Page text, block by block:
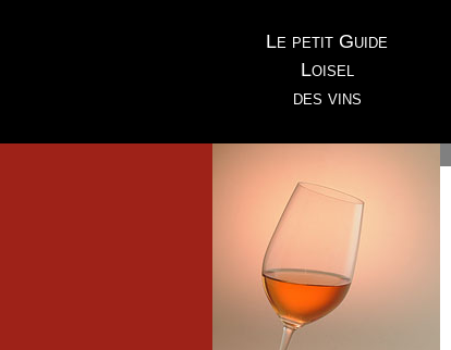
Le petit Guide
Loisel
des vins